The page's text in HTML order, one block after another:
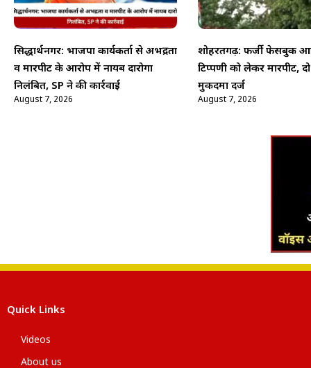
सिद्धार्थनगर: भाजपा कार्यकर्ता से अभद्रता
व मारपीट के आरोप में नायब दारोगा
निलंबित, SP ने की कार्रवाई
August 7, 2026
शोहरतगढ़: फर्जी फेसबुक
टिप्पणी को लेकर मारपीट,
मुकदमा दर्ज
August 7, 2026
Quick Links
Videos
About us